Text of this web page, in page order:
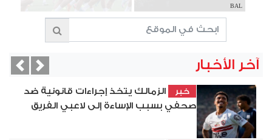
BAL
آخر الأخبار
خبر
الزمالك يتخذ إجراءات قانونية ضد
صحفي بسبب الإساءة إلى لاعبي الفريق
Next